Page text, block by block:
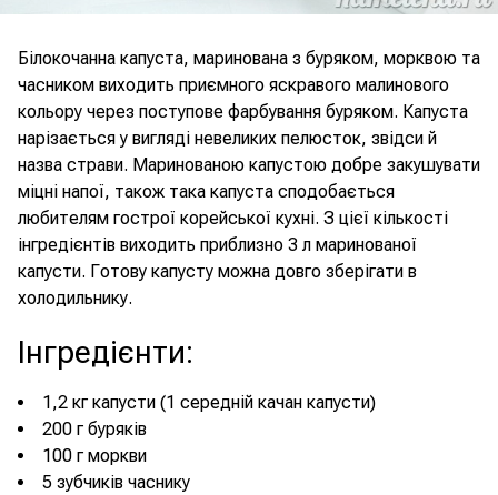
Білокочанна капуста, маринована з буряком, морквою та
часником виходить приємного яскравого малинового
кольору через поступове фарбування буряком. Капуста
нарізається у вигляді невеликих пелюсток, звідси й
назва страви. Маринованою капустою добре закушувати
міцні напої, також така капуста сподобається
любителям гострої корейської кухні. З цієї кількості
інгредієнтів виходить приблизно 3 л маринованої
капусти. Готову капусту можна довго зберігати в
холодильнику.
Інгредієнти:
1,2 кг капусти (1 середній качан капусти)
200 г буряків
100 г моркви
5 зубчиків часнику